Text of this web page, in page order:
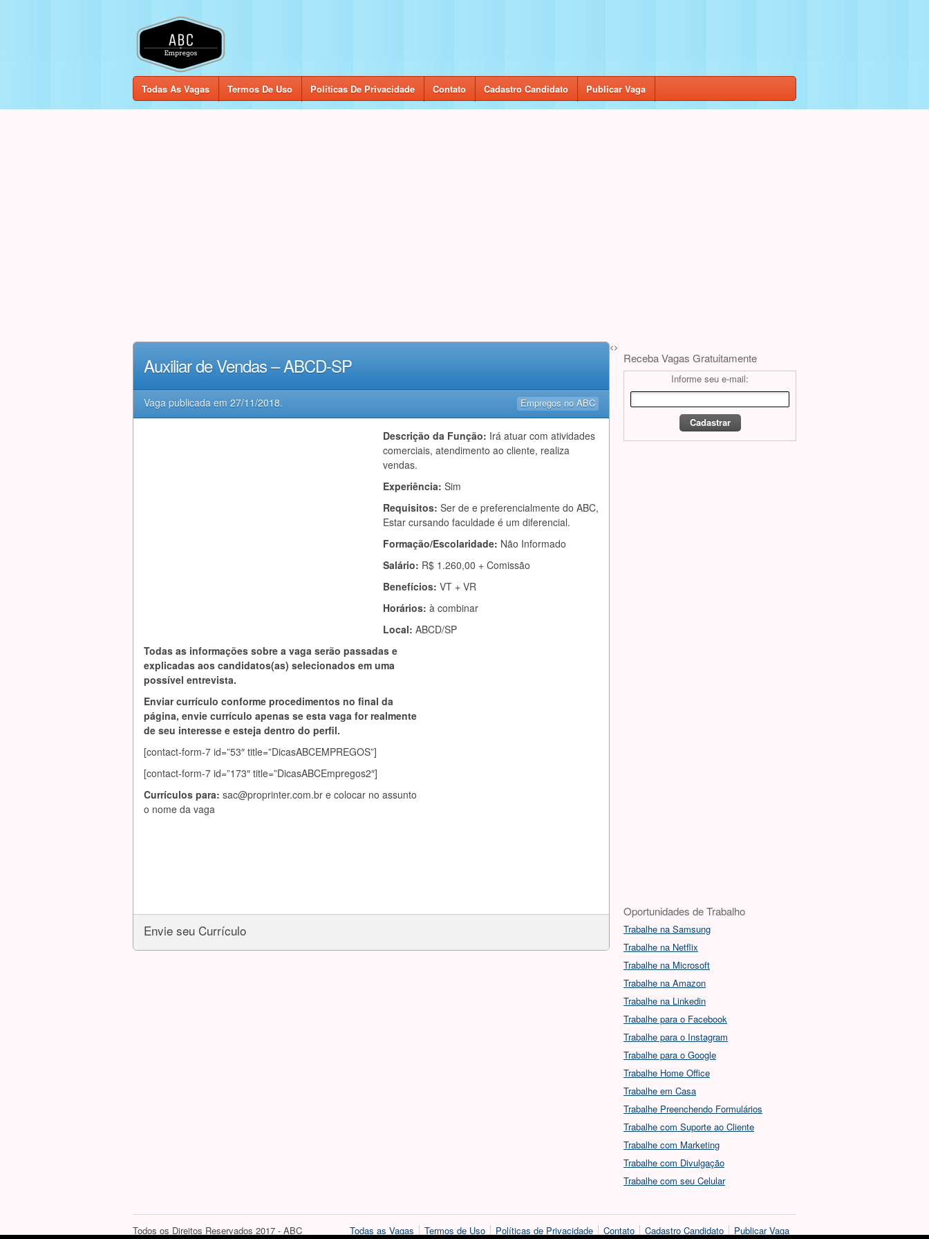
Todas As Vagas Termos De Uso Políticas De Privacidade Contato Cadastro Candidato Publicar Vaga
<>
Auxiliar de Vendas – ABCD-SP
Empregos no ABC
Vaga publicada em 27/11/2018.
Descrição da Função: Irá atuar com atividades
comerciais, atendimento ao cliente, realiza
vendas.
Experiência: Sim
Requisitos: Ser de e preferencialmente do ABC,
Estar cursando faculdade é um diferencial.
Formação/Escolaridade: Não Informado
Salário: R$ 1.260,00 + Comissão
Benefícios: VT + VR
Horários: à combinar
Local: ABCD/SP
Todas as informações sobre a vaga serão passadas e
explicadas aos candidatos(as) selecionados em uma
possível entrevista.
Enviar currículo conforme procedimentos no final da
página, envie currículo apenas se esta vaga for realmente
de seu interesse e esteja dentro do perfil.
[contact-form-7 id=”53″ title=”DicasABCEMPREGOS”]
[contact-form-7 id=”173″ title=”DicasABCEmpregos2″]
Currículos para: sac@proprinter.com.br e colocar no assunto
o nome da vaga
Envie seu Currículo
Receba Vagas Gratuitamente
Informe seu e-mail:
Oportunidades de Trabalho
Trabalhe na Samsung
Trabalhe na Netflix
Trabalhe na Microsoft
Trabalhe na Amazon
Trabalhe na Linkedin
Trabalhe para o Facebook
Trabalhe para o Instagram
Trabalhe para o Google
Trabalhe Home Office
Trabalhe em Casa
Trabalhe Preenchendo Formulários
Trabalhe com Suporte ao Cliente
Trabalhe com Marketing
Trabalhe com Divulgação
Trabalhe com seu Celular
Todas as Vagas Termos de Uso Políticas de Privacidade Contato Cadastro Candidato Publicar Vaga
Todos os Direitos Reservados 2017 - ABC